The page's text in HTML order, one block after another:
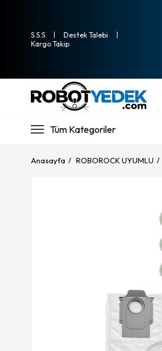
S.S.S
Destek Talebi
Kargo Takip
Tüm Kategoriler
Anasayfa ROBOROCK UYUMLU